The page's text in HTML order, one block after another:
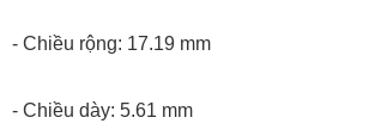
- Chiều rộng: 17.19 mm
- Chiều dày: 5.61 mm